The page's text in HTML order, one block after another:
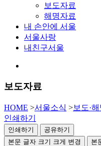
보도자료
해명자료
내 손안에 서울
서울사랑
내친구서울
보도자료
HOME >서울소식 >보도·
인쇄하기
인쇄하기
공유하기
본문 글자 크기 크게 변경
본